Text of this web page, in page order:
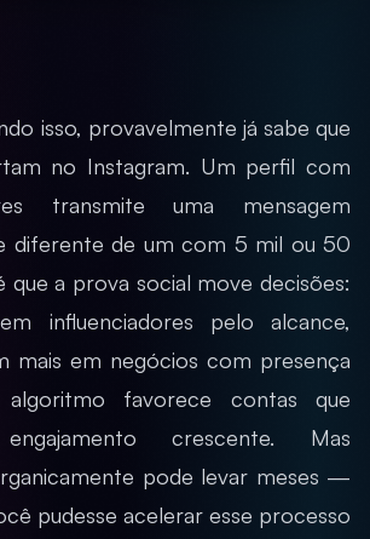
isso, provavelmente já sabe que
no Instagram. Um perfil com
transmite uma mensagem
diferente de um com 5 mil ou 50
que a prova social move decisões:
influenciadores pelo alcance,
mais em negócios com presença
favorece contas que
crescente. Mas
pode levar meses —
pudesse acelerar esse processo